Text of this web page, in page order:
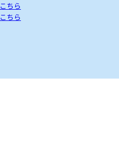
こちら
こちら